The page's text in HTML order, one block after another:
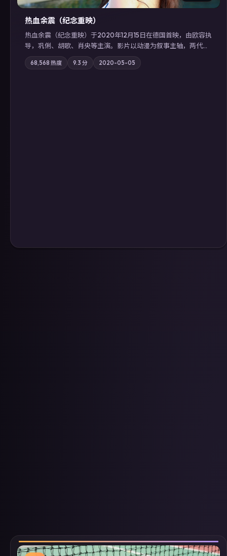
热血余震（纪念重映）
热血余震（纪念重映）于2020年12月15日在德国首映，由欧容执
导，巩俐、胡歌、肖央等主演。影片以动漫为叙事主轴，两代人
的执念在暴风雨夜正面相撞；摄影与配乐强化地域气质；站内亦
可通过「国产免费观看高清电视剧在线看」延展检索同类型高分
68,568 热度 9.3 分 2020-05-05